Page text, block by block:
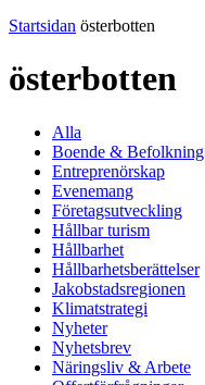
Startsidan österbotten
österbotten
Alla
Boende & Befolkning
Entreprenörskap
Evenemang
Företagsutveckling
Hållbar turism
Hållbarhet
Hållbarhetsberättelser
Jakobstadsregionen
Klimatstrategi
Nyheter
Nyhetsbrev
Näringsliv & Arbete